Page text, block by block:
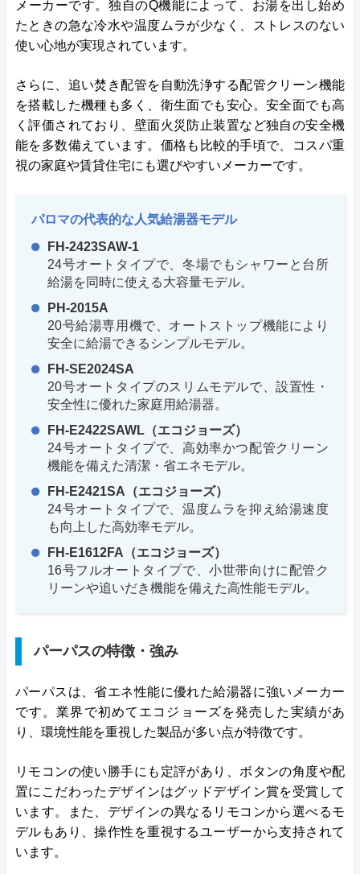
メーカーです。独自のQ機能によって、お湯を出し始め
たときの急な冷水や温度ムラが少なく、ストレスのない
使い心地が実現されています。
さらに、追い焚き配管を自動洗浄する配管クリーン機能
を搭載した機種も多く、衛生面でも安心。安全面でも高
く評価されており、壁面火災防止装置など独自の安全機
能を多数備えています。価格も比較的手頃で、コスパ重
視の家庭や賃貸住宅にも選びやすいメーカーです。
パロマの代表的な人気給湯器モデル
FH-2423SAW-1
24号オートタイプで、冬場でもシャワーと台所
給湯を同時に使える大容量モデル。
PH-2015A
20号給湯専用機で、オートストップ機能により
安全に給湯できるシンプルモデル。
FH-SE2024SA
20号オートタイプのスリムモデルで、設置性・
安全性に優れた家庭用給湯器。
FH-E2422SAWL（エコジョーズ）
24号オートタイプで、高効率かつ配管クリーン
機能を備えた清潔・省エネモデル。
FH-E2421SA（エコジョーズ）
24号オートタイプで、温度ムラを抑え給湯速度
も向上した高効率モデル。
FH-E1612FA（エコジョーズ）
16号フルオートタイプで、小世帯向けに配管ク
リーンや追いだき機能を備えた高性能モデル。
パーパスの特徴・強み
パーパスは、省エネ性能に優れた給湯器に強いメーカー
です。業界で初めてエコジョーズを発売した実績があ
り、環境性能を重視した製品が多い点が特徴です。
リモコンの使い勝手にも定評があり、ボタンの角度や配
置にこだわったデザインはグッドデザイン賞を受賞して
います。また、デザインの異なるリモコンから選べるモ
デルもあり、操作性を重視するユーザーから支持されて
います。